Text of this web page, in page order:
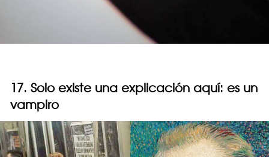
17. Solo existe una explicación aquí: es un
vampiro